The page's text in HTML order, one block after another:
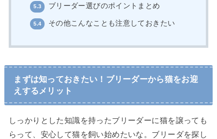
5.3 ブリーダー選びのポイントまとめ
5.4 その他こんなことも注意しておきたい
まずは知っておきたい！ブリーダーから猫をお迎
えするメリット
しっかりとした知識を持ったブリーダーに猫を譲っても
らって、安心して猫を飼い始めたいな。ブリーダを探し